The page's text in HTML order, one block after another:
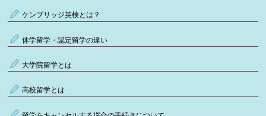
ケンブリッジ英検とは？
休学留学・認定留学の違い
大学院留学とは
高校留学とは